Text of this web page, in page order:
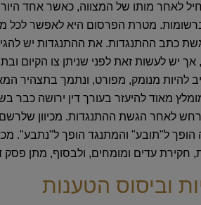
לאחר מותו של המצווה, כאשר אחד
מטרת הפרסום היא לאפשר לכל
יש לעשות זאת לפני שניתן צו הקיום
להיות מנומק, מפורט, ונתמך בתצהיר
מאוד להיעזר בעורך דין ירושה כבר
לאחר הגשת ההתנגדות. מכיוון שלרשם
הופך ל"תובע" והמתנגד הופך ל"נתבע".
חקירת עדים ומומחים, ולבסוף, מתן פסק
וביסוס הטענות